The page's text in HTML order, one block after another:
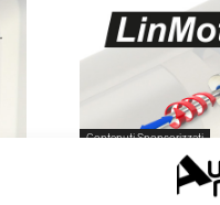
Contenuti Sponsorizzati
Controllo di